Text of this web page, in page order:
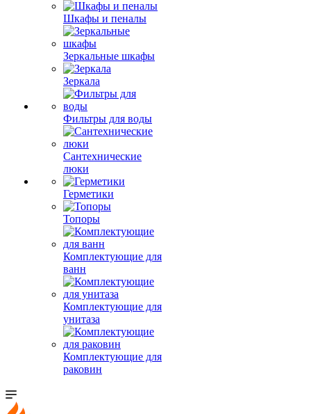
Шкафы и пеналы
Зеркальные шкафы
Зеркала
Фильтры для воды
Сантехнические
люки
Герметики
Топоры
Комплектующие для
ванн
Комплектующие для
унитаза
Комплектующие для
раковин